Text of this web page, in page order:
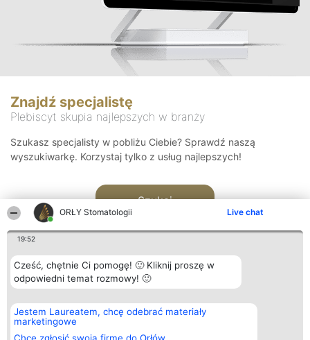
ORŁY Stomatologii Live chat
19:52
Cześć, chętnie Ci pomogę! 🙂 Kliknij proszę w
odpowiedni temat rozmowy! 🙂
Jestem Laureatem, chcę odebrać materiały
marketingowe
Znajdź specjalistę
Plebiscyt skupia najlepszych w branży
Szukasz specjalisty w pobliżu Ciebie? Sprawdź naszą
wyszukiwarkę. Korzystaj tylko z usług najlepszych!
Szukaj
Organizator plebiscytu
Bright Side Solutions sp. z o.
o. sp. k.
ul. Ruska 22
Plebiscyt
Laureaci
wszystkich
Kontakt
Kontakt